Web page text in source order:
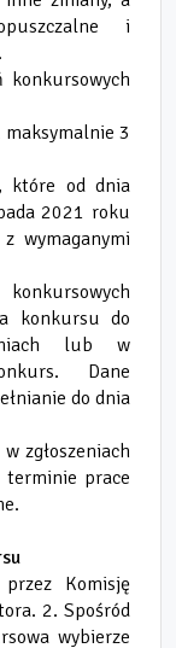
i
konkursowych
3
które od dnia
2021 roku
wymaganymi
konkursu do
lub w
Dane
do dnia
zgłoszeniach
terminie prace
Komisję
2. Spośród
wybierze